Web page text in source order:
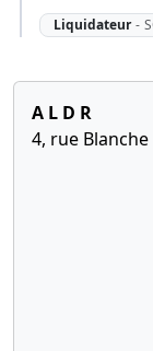
Liquidateur -
A L D R
4, rue